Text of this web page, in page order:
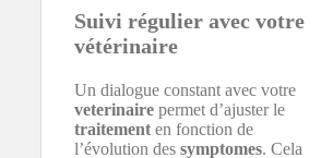
Suivi régulier avec votre
vétérinaire
Un dialogue constant avec votre
veterinaire permet d’ajuster le
traitement en fonction de
l’évolution des symptomes. Cela